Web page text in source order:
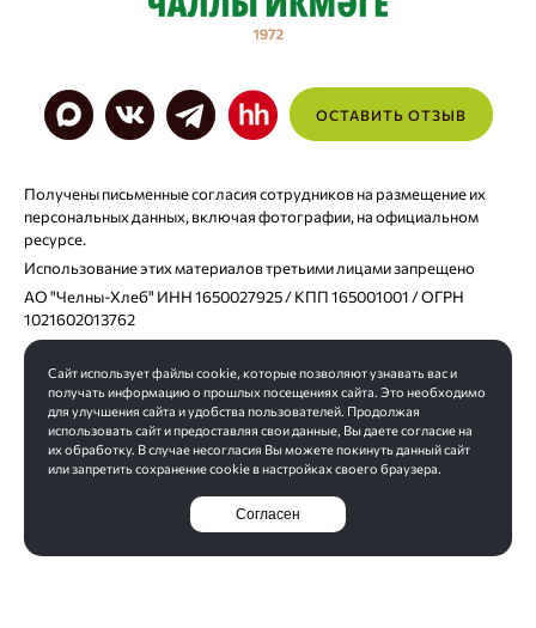
ОСТАВИТЬ ОТЗЫВ
Получены письменные согласия сотрудников на размещение их
персональных данных, включая фотографии, на официальном
ресурсе.
Использование этих материалов третьими лицами запрещено
АО "Челны-Хлеб" ИНН 1650027925 / КПП 165001001 / ОГРН
1021602013762
Согласие на хранение персональных данных
Политика обработки персональных данных
Обработка данных «Яндекс.Метрика»
Корпоративный кодекс АО ЧЕЛНЫ-ХЛЕБ
Сайт использует файлы cookie, которые позволяют узнавать вас и
получать информацию о прошлых посещениях сайта. Это необходимо
для улучшения сайта и удобства пользователей. Продолжая
использовать сайт и предоставляя свои данные, Вы даете согласие на
их обработку. В случае несогласия Вы можете покинуть данный сайт
или запретить сохранение cookie в настройках своего браузера.
Согласен